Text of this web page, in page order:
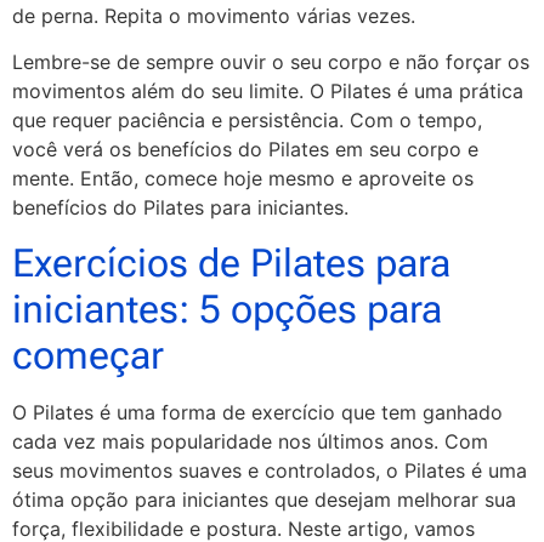
de perna. Repita o movimento várias vezes.
Lembre-se de sempre ouvir o seu corpo e não forçar os
movimentos além do seu limite. O Pilates é uma prática
que requer paciência e persistência. Com o tempo,
você verá os benefícios do Pilates em seu corpo e
mente. Então, comece hoje mesmo e aproveite os
benefícios do Pilates para iniciantes.
Exercícios de Pilates para
iniciantes: 5 opções para
começar
O Pilates é uma forma de exercício que tem ganhado
cada vez mais popularidade nos últimos anos. Com
seus movimentos suaves e controlados, o Pilates é uma
ótima opção para iniciantes que desejam melhorar sua
força, flexibilidade e postura. Neste artigo, vamos